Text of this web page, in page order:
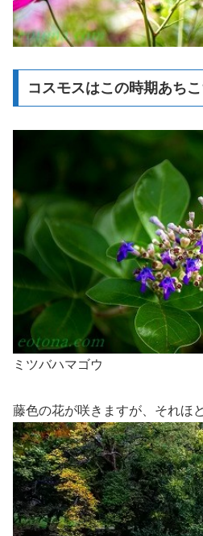
コスモスはこの時期あち
ミツバハマゴウ
藤色の花が咲きますが、それほ